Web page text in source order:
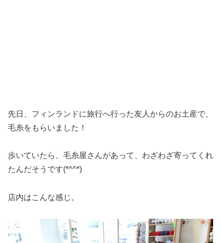
先日、フィンランドに旅行へ行った友人からのお土産で、
毛糸をもらいました！
歩いていたら、毛糸屋さんがあって、わざわざ寄ってくれ
たんだそうです(*^^*)
店内はこんな感じ。